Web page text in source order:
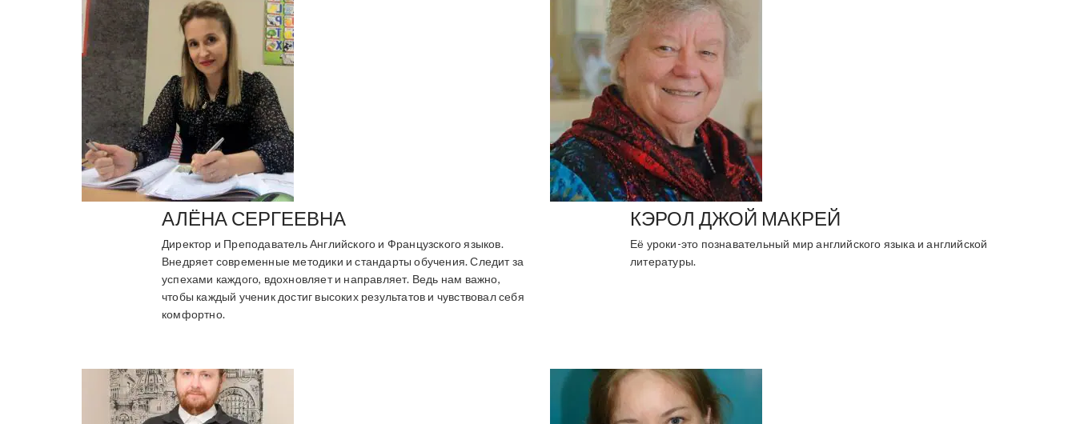
АЛЁНА СЕРГЕЕВНА
Директор и Преподаватель Английского и Французского языков.
Внедряет современные методики и стандарты обучения. Следит за
успехами каждого, вдохновляет и направляет. Ведь нам важно,
чтобы каждый ученик достиг высоких результатов и чувствовал себя
комфортно.
КЭРОЛ ДЖОЙ МАКРЕЙ
Её уроки-это познавательный мир английского языка и английской
литературы.